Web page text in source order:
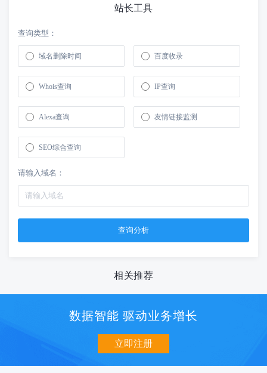
站长工具
查询类型：
域名删除时间 百度收录
Whois查询 IP查询
Alexa查询 友情链接监测
SEO综合查询
请输入域名：
相关推荐
数据智能 驱动业务增长
立即注册